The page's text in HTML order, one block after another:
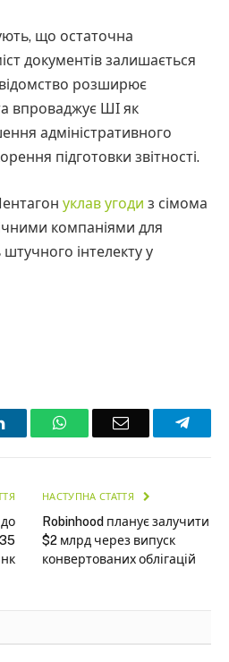
що остаточна
документів залишається
розширює
впроваджує ШІ як
адміністративного
підготовки звітності.
уклав угоди з сімома
компаніями для
штучного інтелекту у
LinkedInWhatsAppEmail
НАСТУПНА СТАТТЯ
Robinhood планує залучити
$2 млрд через випуск
конвертованих облігацій